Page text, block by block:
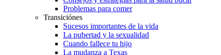
Problemas para comer
Transiciónes
Sucesos importantes de la vida
La pubertad y la sexualidad
Cuando fallece tu hijo
La mudanza a Texas